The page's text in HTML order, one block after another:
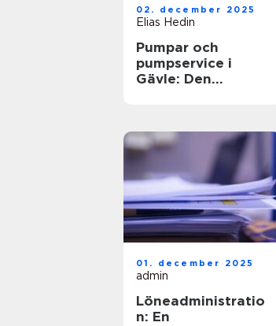
02. december 2025
Elias Hedin
Pumpar och
pumpservice i
Gävle: Den
01. december 2025
admin
Löneadministratio
n: En